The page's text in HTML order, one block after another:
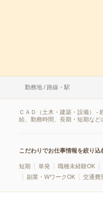
勤務地 / 路線・駅
ＣＡＤ（土木・建築・設備） -
給、勤務時間、長期・短期など
こだわりでお仕事情報を絞り込
短期 単発 職種未経験OK
副業・WワークOK
交通費